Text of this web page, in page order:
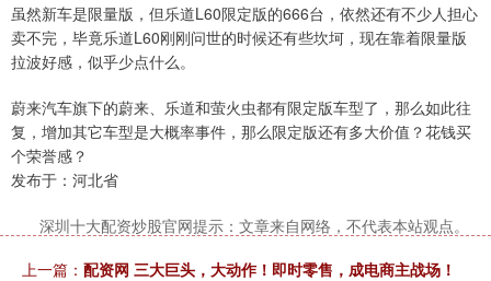
虽然新车是限量版，但乐道L60限定版的666台，依然还有不少人担心
卖不完，毕竟乐道L60刚刚问世的时候还有些坎坷，现在靠着限量版
拉波好感，似乎少点什么。
蔚来汽车旗下的蔚来、乐道和萤火虫都有限定版车型了，那么如此往
复，增加其它车型是大概率事件，那么限定版还有多大价值？花钱买
个荣誉感？
发布于：河北省
深圳十大配资炒股官网提示：文章来自网络，不代表本站观点。
上一篇： 配资网 三大巨头，大动作！即时零售，成电商主战场！